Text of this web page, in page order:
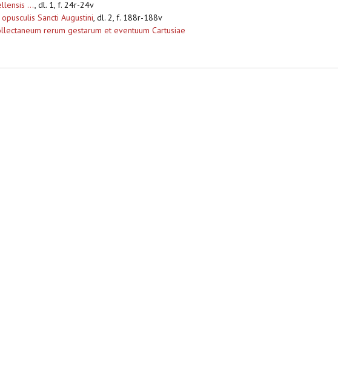
..., dl. 1, f. 24r-24v
Sancti Augustini, dl. 2, f. 188r-188v
rerum gestarum et eventuum Cartusiae